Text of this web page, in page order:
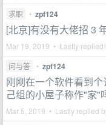
求职 • zpf124
[北京]有没有大佬招 3
Mar 19, 2019 • Lastly replied
问与答 • zpf124
刚刚在一个软件看到
己组的小屋子称作"家"
Mar 5, 2019 • Lastly replied